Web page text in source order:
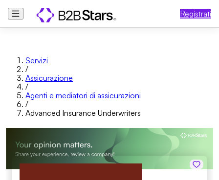
Registrati
Servizi
/
Assicurazione
/
Agenti e mediatori di assicurazioni
/
Advanced Insurance Underwriters